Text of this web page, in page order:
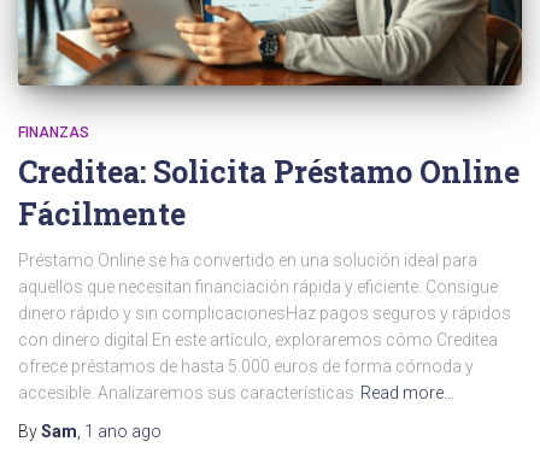
FINANZAS
Creditea: Solicita Préstamo Online
Fácilmente
Préstamo Online se ha convertido en una solución ideal para
aquellos que necesitan financiación rápida y eficiente. Consigue
dinero rápido y sin complicacionesHaz pagos seguros y rápidos
con dinero digital En este artículo, exploraremos cómo Creditea
ofrece préstamos de hasta 5.000 euros de forma cómoda y
accesible. Analizaremos sus características Read more…
BySam 1 ano ago